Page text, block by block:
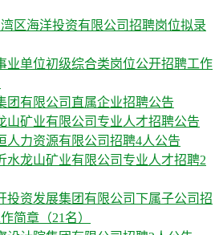
区海洋投资有限公司招聘岗位拟录
业单位初级综合类岗位公开招聘工作
团有限公司直属企业招聘公告
山矿业有限公司专业人才招聘公告
人力资源有限公司招聘4人公告
水龙山矿业有限公司专业人才招聘2
投资发展集团有限公司下属子公司招
简章（21名）